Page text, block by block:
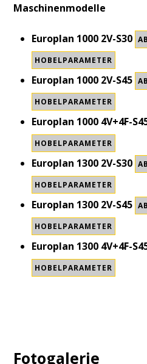
Maschinenmodelle
Europlan 1000 2V-S30
HOBELPARAMETER
Europlan 1000 2V-S45
HOBELPARAMETER
Europlan 1000 4V+4F-
HOBELPARAMETER
Europlan 1300 2V-S30
HOBELPARAMETER
Europlan 1300 2V-S45
HOBELPARAMETER
Europlan 1300 4V+4F-
HOBELPARAMETER
Fotogalerie